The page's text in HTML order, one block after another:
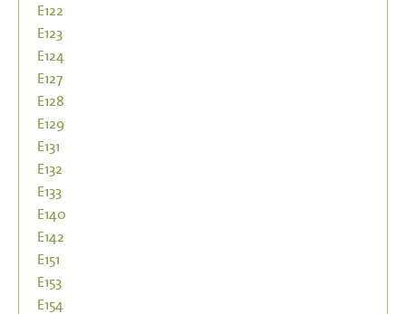
E122
E123
E124
E127
E128
E129
E131
E132
E133
E140
E142
E151
E153
E154